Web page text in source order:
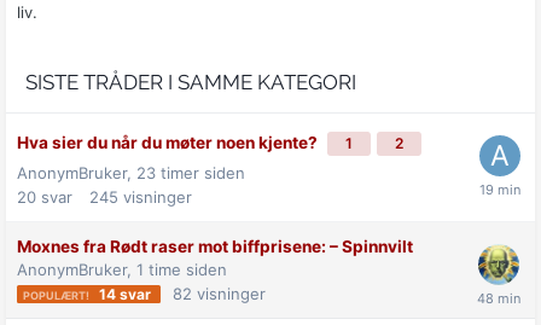
liv.
SISTE TRÅDER I SAMME KATEGORI
Hva sier du når du møter noen kjente? 1 2
AnonymBruker, 23 timer siden
20 svar 245 visninger
Moxnes fra Rødt raser mot biff­prisene: –⁠ Spinnvilt
AnonymBruker, 1 time siden
14 svar 82 visninger